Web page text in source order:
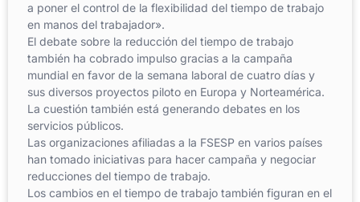
a poner el control de la flexibilidad del tiempo de trabajo
en manos del trabajador».
El debate sobre la reducción del tiempo de trabajo
también ha cobrado impulso gracias a la campaña
mundial en favor de la semana laboral de cuatro días y
sus diversos proyectos piloto en Europa y Norteamérica.
La cuestión también está generando debates en los
servicios públicos.
Las organizaciones afiliadas a la FSESP en varios países
han tomado iniciativas para hacer campaña y negociar
reducciones del tiempo de trabajo.
Los cambios en el tiempo de trabajo también figuran en el